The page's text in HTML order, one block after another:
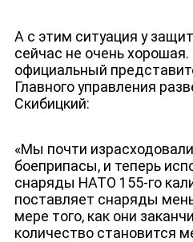
А с этим ситуация у
сейчас не очень хорошая.
официальный
Главного управления
Скибицкий:
«Мы почти
боеприпасы, и теперь
снаряды НАТО 155-го
поставляет снаряды
мере того, как они
количество становится